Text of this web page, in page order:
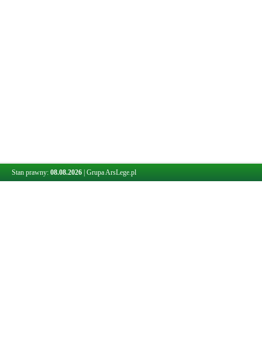
Stan prawny: 08.08.2026 Grupa ArsLege.pl